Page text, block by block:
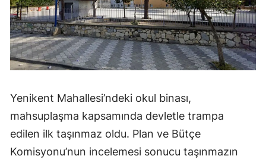
Yenikent Mahallesi’ndeki okul binası,
mahsuplaşma kapsamında devletle trampa
edilen ilk taşınmaz oldu. Plan ve Bütçe
Komisyonu’nun incelemesi sonucu taşınmazın